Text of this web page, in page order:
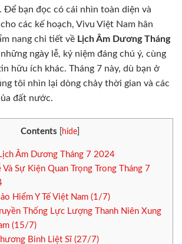
Để bạn đọc có cái nhìn toàn diện và
các kế hoạch, Vivu Việt Nam hân
nang chi tiết về Lịch Âm Dương Tháng
ngày lễ, kỷ niệm đáng chú ý, cùng
hữu ích khác. Tháng 7 này, dù bạn ở
tôi nhìn lại dòng chảy thời gian và các
đất nước.
Contents hide
Âm Dương Tháng 7 2024
Và Sự Kiện Quan Trọng Trong Tháng 7
Hiểm Y Tế Việt Nam (1/7)
Thống Lực Lượng Thanh Niên Xung
(15/7)
Binh Liệt Sĩ (27/7)